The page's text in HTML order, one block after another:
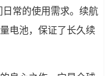
日常的使用需求。续航
电池，保证了长久续